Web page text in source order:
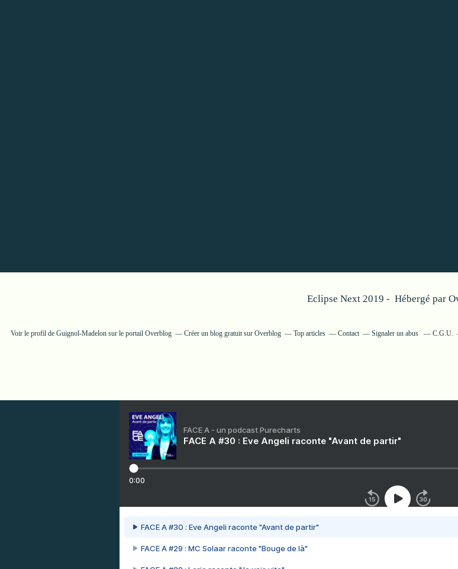
Eclipse Next 2019 - Hébergé par
Voir le profil de Guignol-Madelon sur le portail Overblog Créer un blog gratuit sur Overblog Top articles Contact Signaler un abus C.G.U.
FACE A - un podcast Purecharts
FACE A #30 : Eve Angeli raconte "Avant de partir"
0:00
FACE A #30 : Eve Angeli raconte "Avant de partir"
FACE A #29 : MC Solaar raconte "Bouge de là"